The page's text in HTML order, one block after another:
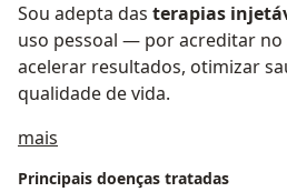
Sou adepta das terapias
uso pessoal — por acreditar no
acelerar resultados, otimizar
qualidade de vida.
mais
Principais doenças tratadas